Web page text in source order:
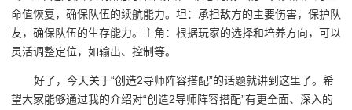
命值恢复，确保队伍的续航能力。坦：承担敌方的主要伤害，保护队
友，确保队伍的生存能力。主角：根据玩家的选择和培养方向，可以
灵活调整定位，如输出、控制等。
好了，今天关于“创造2导师阵容搭配”的话题就讲到这里了。希
望大家能够通过我的介绍对“创造2导师阵容搭配”有更全面、深入的